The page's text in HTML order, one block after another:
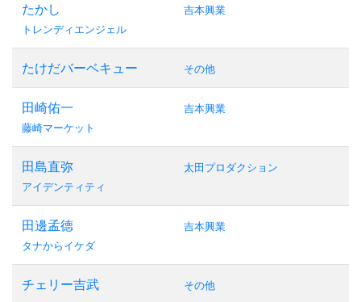
たかし
トレンディエンジェル
吉本興業
たけだバーベキュー その他
田崎佑一
藤崎マーケット
吉本興業
田島直弥
アイデンティティ
太田プロダクション
田邊孟德
タナからイケダ
吉本興業
チェリー吉武 その他